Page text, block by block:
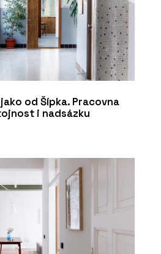
od Šípka. Pracovna
i nadsázku